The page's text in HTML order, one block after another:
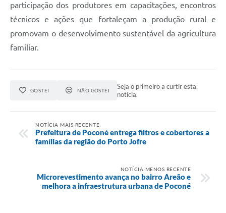
participação dos produtores em capacitações, encontros
técnicos e ações que fortaleçam a produção rural e
promovam o desenvolvimento sustentável da agricultura
familiar.
GOSTEI NÃO GOSTEI
Seja o primeiro a curtir esta
notícia.
NOTÍCIA MAIS RECENTE
Prefeitura de Poconé entrega filtros e cobertores a
famílias da região do Porto Jofre
NOTÍCIA MENOS RECENTE
Microrevestimento avança no bairro Areão e
melhora a infraestrutura urbana de Poconé